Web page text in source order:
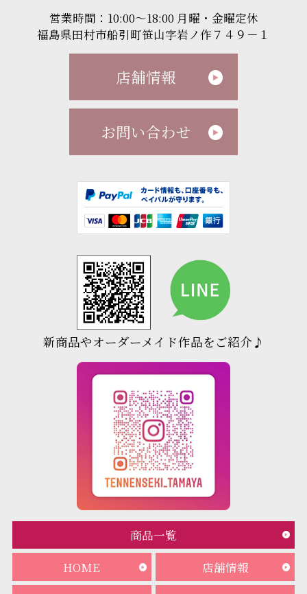
営業時間：10:00～18:00 月曜・金曜定休
福島県田村市船引町笹山字岩ノ作７４９－１
店舗情報
お問い合わせ
新商品やオーダーメイド作品をご紹介♪
商品一覧
HOME
店舗情報